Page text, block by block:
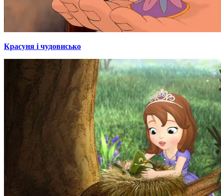
Красуня і чудовисько